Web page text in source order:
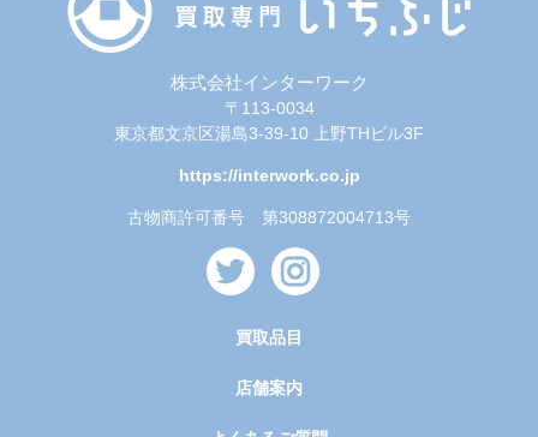
株式会社インターワーク
〒113-0034
東京都文京区湯島3-39-10 上野THビル3F
https://interwork.co.jp
古物商許可番号 第308872004713号
買取品目
店舗案内